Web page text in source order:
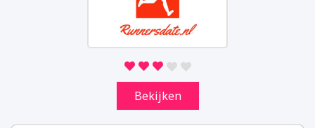
Bekijken
Om de website inclusief informatie en
functionaliteit te kunnen verbeteren, willen
we analytics verzamelen. Aan de hand van
deze gegevens kunnen wij u niet persoonlijk